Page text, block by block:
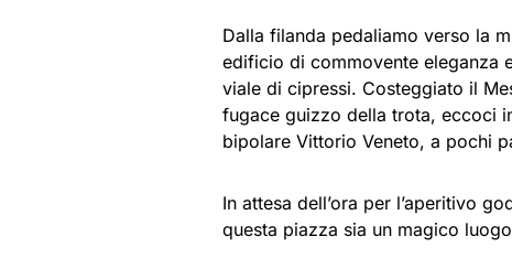
Dalla filanda pedaliamo verso la
edificio di commovente eleganza
viale di cipressi. Costeggiato il
fugace guizzo della trota, eccoci
bipolare Vittorio Veneto, a pochi
In attesa dell’ora per l’aperitivo
questa piazza sia un magico